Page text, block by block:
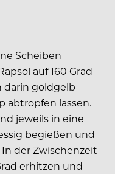
Scheiben
auf 160 Grad
darin goldgelb
abtropfen lassen.
jeweils in eine
begießen und
der Zwischenzeit
erhitzen und